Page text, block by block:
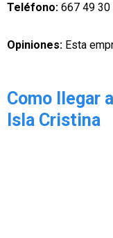
Teléfono: 667 49 30
Opiniones: Esta
Como llegar
Isla Cristina